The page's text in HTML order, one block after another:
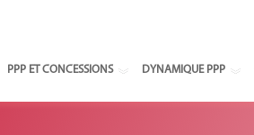
PPP ET CONCESSIONS DYNAMIQUE PPP